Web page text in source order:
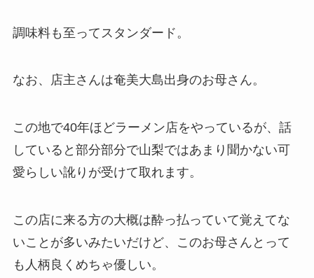
調味料も至ってスタンダード。
なお、店主さんは奄美大島出身のお母さん。
この地で40年ほどラーメン店をやっているが、話
していると部分部分で山梨ではあまり聞かない可
愛らしい訛りが受けて取れます。
この店に来る方の大概は酔っ払っていて覚えてな
いことが多いみたいだけど、このお母さんとって
も人柄良くめちゃ優しい。